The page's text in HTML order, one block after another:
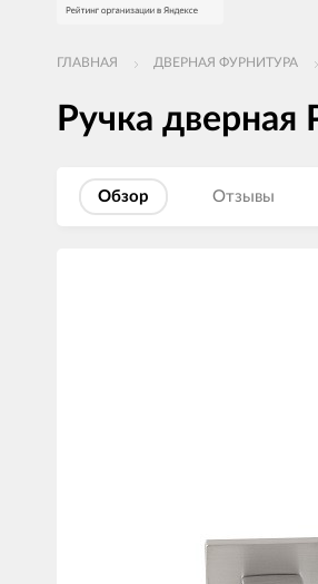
ГЛАВНАЯ ДВЕРНАЯ ФУРНИТУРА
Ручка дверная
Обзор Отзывы